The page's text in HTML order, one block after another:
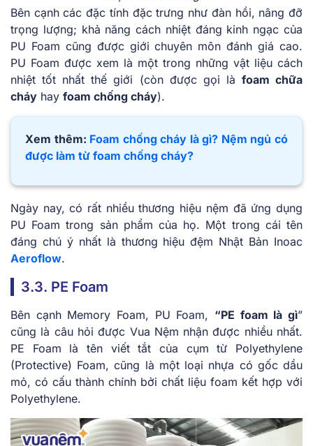
Bên cạnh các đặc tính đặc trưng như đàn hồi, nâng đỡ
trọng lượng; khả năng cách nhiệt đáng kinh ngạc của
PU Foam cũng được giới chuyên môn đánh giá cao.
PU Foam được xem là một trong những vật liệu cách
nhiệt tốt nhất thế giới (còn được gọi là foam chữa
cháy hay foam chống cháy).
Xem thêm: Foam chống cháy là gì? Nệm ngủ có
được làm từ foam chống cháy?
Ngày nay, có rất nhiều thương hiệu nệm đã ứng dụng
PU Foam trong sản phẩm của họ. Một trong cái tên
đáng chú ý nhất là thương hiệu đệm Nhật Bản Inoac
Aeroflow.
3.3. PE Foam
Bên cạnh Memory Foam, PU Foam, “PE foam là gì”
cũng là câu hỏi được Vua Nệm nhận được nhiều nhất.
PE Foam là tên viết tắt của cụm từ Polyethylene
(Protective) Foam, cũng là một loại nhựa có gốc dầu
mỏ, có cấu thành chính bởi chất liệu foam kết hợp với
Polyethylene.